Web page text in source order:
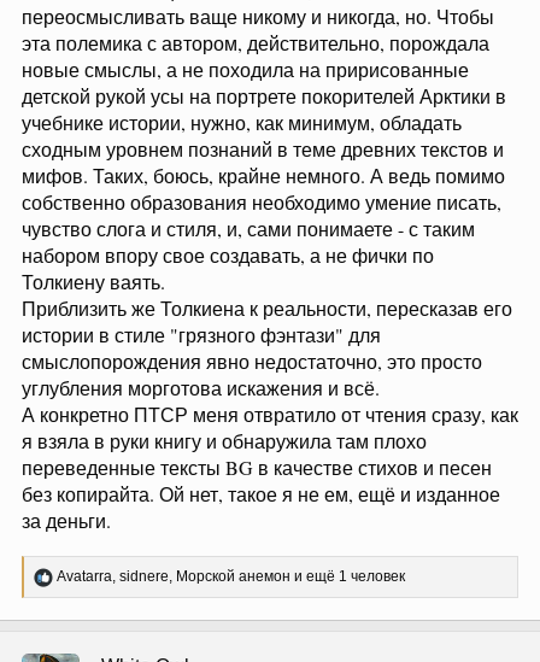
переосмысливать ваще никому и никогда, но. Чтобы
эта полемика с автором, действительно, порождала
новые смыслы, а не походила на пририсованные
детской рукой усы на портрете покорителей Арктики в
учебнике истории, нужно, как минимум, обладать
сходным уровнем познаний в теме древних текстов и
мифов. Таких, боюсь, крайне немного. А ведь помимо
собственно образования необходимо умение писать,
чувство слога и стиля, и, сами понимаете - с таким
набором впору свое создавать, а не фички по
Толкиену ваять.
Приблизить же Толкиена к реальности, пересказав его
истории в стиле "грязного фэнтази" для
смыслопорождения явно недостаточно, это просто
углубления морготова искажения и всё.
А конкретно ПТСР меня отвратило от чтения сразу, как
я взяла в руки книгу и обнаружила там плохо
переведенные тексты BG в качестве стихов и песен
без копирайта. Ой нет, такое я не ем, ещё и изданное
за деньги.
Р
е
ц
Avatarra, sidnere, Морской анемон и ещё 1 человек